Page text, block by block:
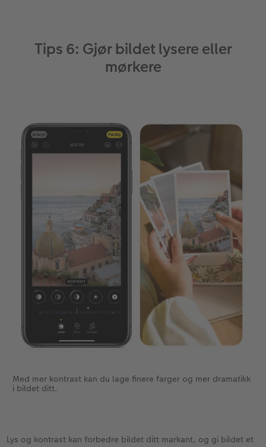
Tips 6: Gjør bildet lysere eller
mørkere
Med mer kontrast kan du lage finere farger og mer dramatikk
i bildet ditt.
Lys og kontrast kan forbedre bildet ditt markant, og gi bildet et